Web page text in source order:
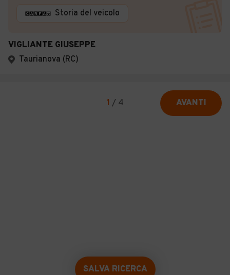
Storia del veicolo
VIGLIANTE GIUSEPPE
Taurianova (RC)
1 / 4 AVANTI
SALVA RICERCA